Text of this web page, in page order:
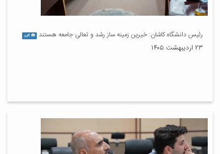
رئیس دانشگاه کاشان: خیرین زمینه ساز رشد و تعالی جامعه هستند گالری
۲۳ اردیبهشت ۱۴۰۵